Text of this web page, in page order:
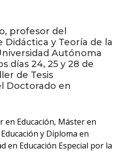
profesor del
y Teoría de la
Autónoma
días 24, 25 y 28 de
de Tesis
Doctorado en
en Educación, Máster en
y Diploma en
en Educación Especial por la